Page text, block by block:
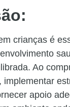
crianças é
Ao
implementar
apoio